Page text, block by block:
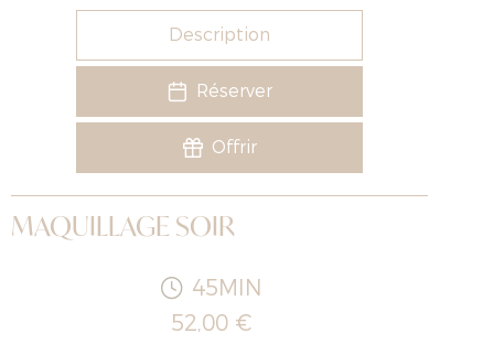
Description
Réserver
Offrir
MAQUILLAGE SOIR
45MIN
52,00 €